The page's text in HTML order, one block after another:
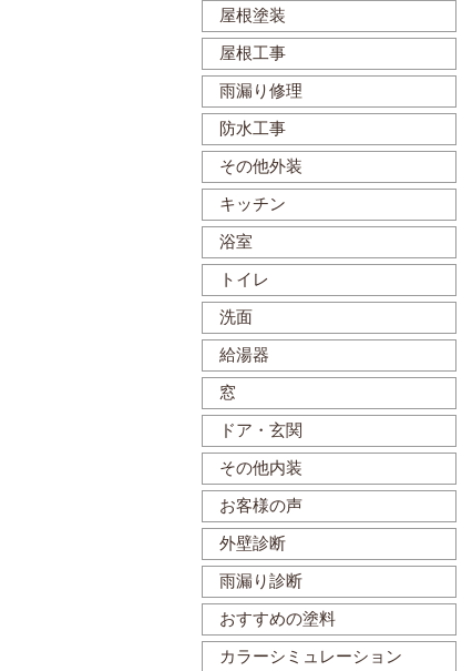
屋根塗装
屋根工事
雨漏り修理
防水工事
その他外装
キッチン
浴室
トイレ
洗面
給湯器
窓
ドア・玄関
その他内装
お客様の声
外壁診断
雨漏り診断
おすすめの塗料
カラーシミュレーション